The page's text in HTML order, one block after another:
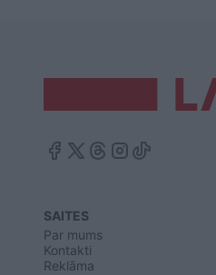
SAITES
Par mums
Kontakti
Reklāma